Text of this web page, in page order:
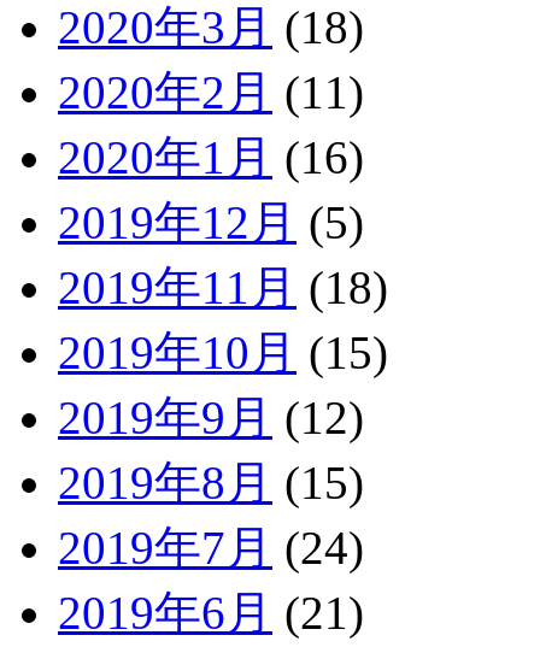
2020年3月 (18)
2020年2月 (11)
2020年1月 (16)
2019年12月 (5)
2019年11月 (18)
2019年10月 (15)
2019年9月 (12)
2019年8月 (15)
2019年7月 (24)
2019年6月 (21)